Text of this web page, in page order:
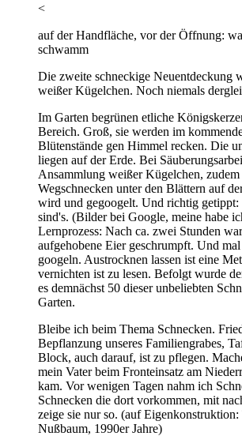
<
auf der Handfläche, vor der Öffnung:
schwamm
Die zweite schneckige Neuentdeckung
weißer Kügelchen. Noch niemals
Im Garten begrünen etliche
Bereich. Groß, sie werden im
Blütenstände gen Himmel recken. Die
liegen auf der Erde. Bei
Ansammlung weißer Kügelchen,
Wegschnecken unter den Blättern auf
wird und gegoogelt. Und richtig getippt:
sind's. (Bilder bei Google, meine habe
Lernprozess: Nach ca. zwei Stunden
aufgehobene Eier geschrumpft. Und
googeln. Austrocknen lassen ist eine
vernichten ist zu lesen. Befolgt wurde
es demnächst 50 dieser unbeliebten
Garten.
Bleibe ich beim Thema Schnecken.
Bepflanzung unseres Familiengrabes,
Block, auch darauf, ist zu pflegen.
mein Vater beim Fronteinsatz am
kam. Vor wenigen Tagen nahm ich
Schnecken die dort vorkommen, mit
zeige sie nur so. (auf Eigenkonstruktion:
Nußbaum, 1990er Jahre)